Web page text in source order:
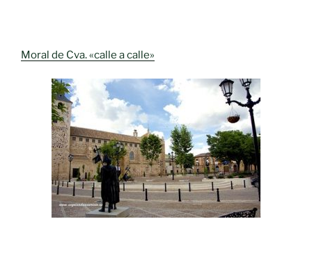
Moral de Cva. «calle a calle»